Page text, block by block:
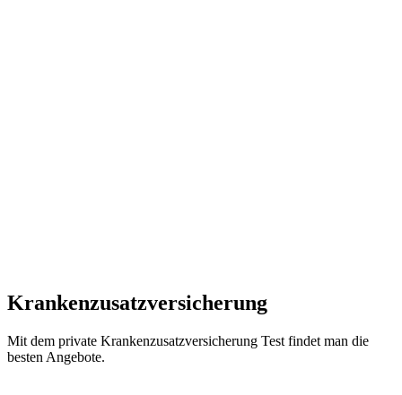
Krankenzusatzversicherung
Mit dem private Krankenzusatzversicherung Test findet man die
besten Angebote.